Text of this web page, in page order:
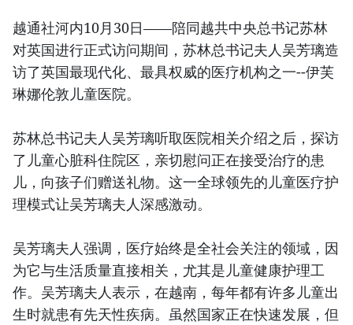
越通社河内10月30日——陪同越共中央总书记苏林
对英国进行正式访问期间，苏林总书记夫人吴芳璃造
访了英国最现代化、最具权威的医疗机构之一--伊芙
琳娜伦敦儿童医院。
苏林总书记夫人吴芳璃听取医院相关介绍之后，探访
了儿童心脏科住院区，亲切慰问正在接受治疗的患
儿，向孩子们赠送礼物。这一全球领先的儿童医疗护
理模式让吴芳璃夫人深感激动。
吴芳璃夫人强调，医疗始终是全社会关注的领域，因
为它与生活质量直接相关，尤其是儿童健康护理工
作。吴芳璃夫人表示，在越南，每年都有许多儿童出
生时就患有先天性疾病。虽然国家正在快速发展，但